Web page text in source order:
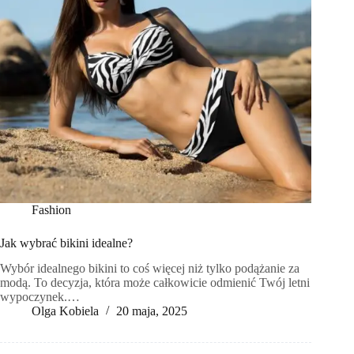
Fashion
Jak wybrać bikini idealne?
Wybór idealnego bikini to coś więcej niż tylko podążanie za
modą. To decyzja, która może całkowicie odmienić Twój letni
wypoczynek.…
Olga Kobiela
20 maja, 2025